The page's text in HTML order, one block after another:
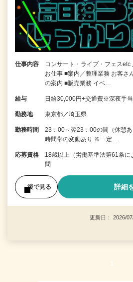
仕事内容
コンサート・ライブ・フェス
お仕事 ■案内／整理業務 お客さ
の案内 ■販売業務 イベ…
給与 日給30,000円+交通費※深夜手
勤務地 東京都／埼玉県
勤務時間
23：00～翌23：00の間（休憩
時間帯の変動あり ※一定…
応募資格
18歳以上（労働基準法第61条
問
後で見る 詳細
更新日： 2026/
1